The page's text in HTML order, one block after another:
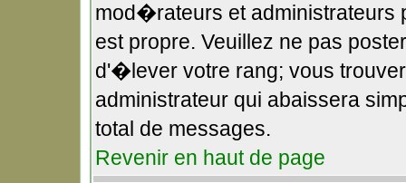
mod�rateurs et administrateurs
est propre. Veuillez ne pas
d'�lever votre rang; vous
administrateur qui abaissera
total de messages.
Revenir en haut de page